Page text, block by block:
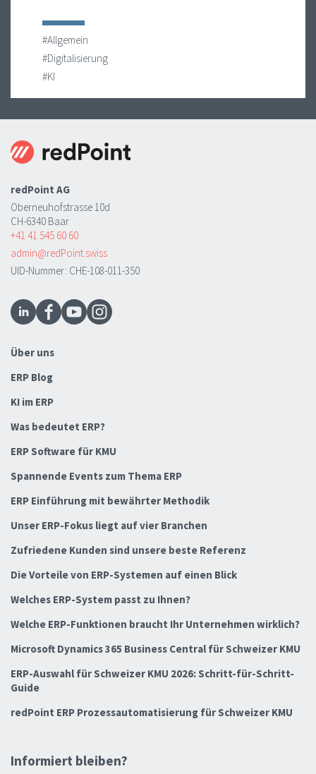
#Allgemein
#Digitalisierung
#KI
redPoint AG
Oberneuhofstrasse 10d
CH-6340 Baar
+41 41 545 60 60
admin@redPoint.swiss
UID-Nummer: CHE-108-011-350
Über uns
ERP Blog
KI im ERP
Was bedeutet ERP?
ERP Software für KMU
Spannende Events zum Thema ERP
ERP Einführung mit bewährter Methodik
Unser ERP-Fokus liegt auf vier Branchen
Zufriedene Kunden sind unsere beste Referenz
Die Vorteile von ERP-Systemen auf einen Blick
Welches ERP-System passt zu Ihnen?
Welche ERP-Funktionen braucht Ihr Unternehmen wirklich?
Microsoft Dynamics 365 Business Central für Schweizer KMU
ERP-Auswahl für Schweizer KMU 2026: Schritt-für-Schritt-
Guide
redPoint ERP Prozessautomatisierung für Schweizer KMU
Informiert bleiben?